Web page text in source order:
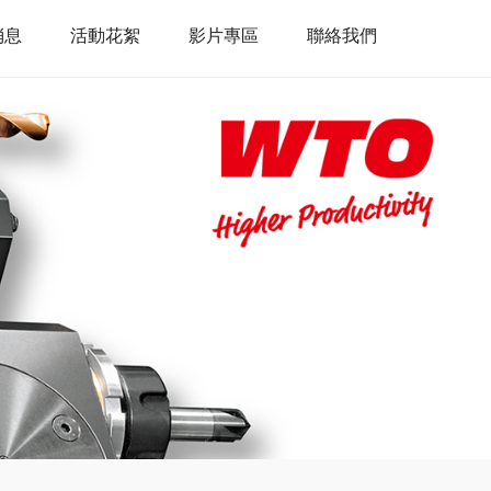
活動花絮 影片專區 聯絡我們